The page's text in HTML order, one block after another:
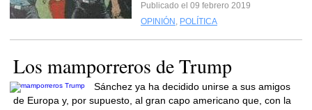
Publicado el 09 febrero 2019
OPINIÓN , POLÍTICA
Los mamporreros de Trump
Sánchez ya ha decidido unirse a sus amigos
de Europa y, por supuesto, al gran capo americano que, con la